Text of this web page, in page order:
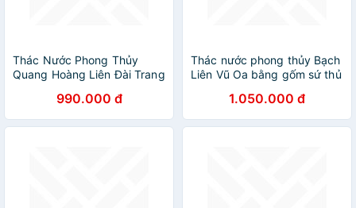
Thác Nước Phong Thủy
Quang Hoàng Liên Đài Trang
990.000 đ
Thác nước phong thủy Bạch
Liên Vũ Oa bằng gốm sứ thủ
1.050.000 đ